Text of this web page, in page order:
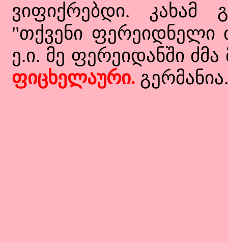
ვიფიქრებდი. კახამ
"თქვენი ფერეიდნელი
ე.ი. მე ფერეიდანში ძმა
ფიცხელაური. გერმანია.